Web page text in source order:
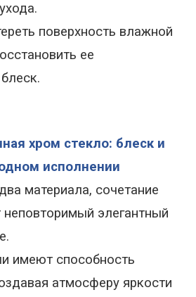
поверхность влажной
ее
хром стекло: блеск и
исполнении
материала, сочетание
элегантный
имеют способность
атмосферу яркости